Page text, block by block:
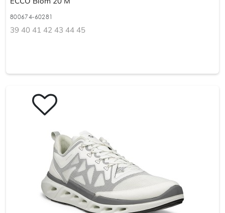
800674-60281
39 40 41 42 43 44 45